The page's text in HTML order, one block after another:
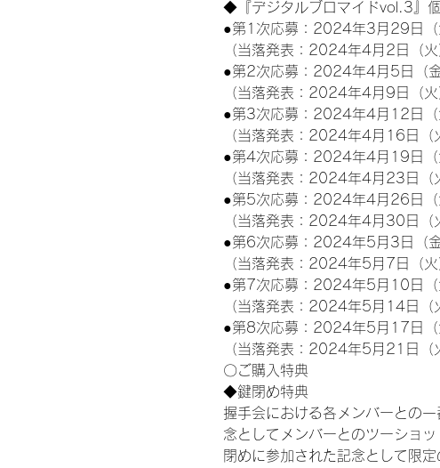
◆『デジタルブロマイドvol.3』
●第1次応募：2024年3月29日
（当落発表：2024年4月2日（
●第2次応募：2024年4月5日（
（当落発表：2024年4月9日（
●第3次応募：2024年4月12日
（当落発表：2024年4月16日（
●第4次応募：2024年4月19日
（当落発表：2024年4月23日（
●第5次応募：2024年4月26日
（当落発表：2024年4月30日（
●第6次応募：2024年5月3日（
（当落発表：2024年5月7日（
●第7次応募：2024年5月10日
（当落発表：2024年5月14日（
●第8次応募：2024年5月17日
（当落発表：2024年5月21日（
〇ご購入特典
◆鍵閉め特典
握手会における各メンバーとの
念としてメンバーとのツーショ
閉めに参加された記念として限